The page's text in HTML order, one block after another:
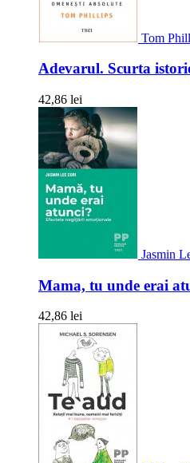
Tom
Adevarul. Scurta
42,86 lei
Jasmin
Mama, tu unde erai
42,86 lei